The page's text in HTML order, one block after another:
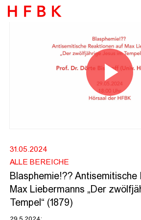
Zur Metanavigation
Zur Hauptnavigation
Zur Suche
Zum Inhalt
Zum Seitenfuss
31.05.2024
ALLE BEREICHE
Blasphemie!?? Antisemitische
Max Liebermanns „Der
Tempel“ (1879)